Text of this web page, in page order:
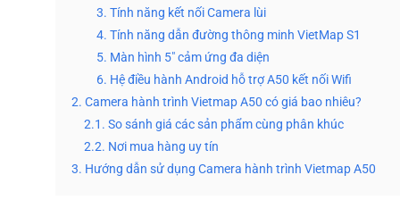
3. Tính năng kết nối Camera lùi
4. Tính năng dẫn đường thông minh VietMap S1
5. Màn hình 5″ cảm ứng đa diện
6. Hệ điều hành Android hỗ trợ A50 kết nối Wifi
2. Camera hành trình Vietmap A50 có giá bao nhiêu?
2.1. So sánh giá các sản phẩm cùng phân khúc
2.2. Nơi mua hàng uy tín
3. Hướng dẫn sử dụng Camera hành trình Vietmap A50